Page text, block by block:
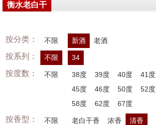
衡水老白干
按分类： 不限 新酒 老酒
按系列： 不限 34
按度数： 不限 38度 39度 40度 41度
45度
46度 50度 52度
58度
62度 67度
按香型： 不限 老白干香 浓香 清香